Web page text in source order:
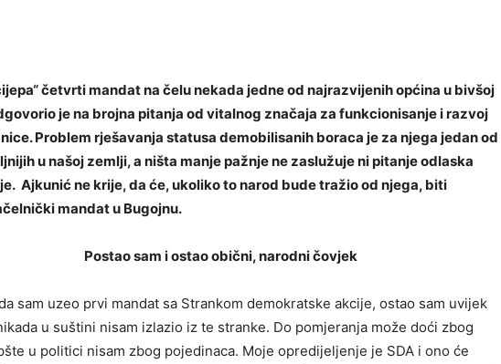
četvrti mandat na čelu nekada jedne od najrazvijenih općina u bivšoj
je na brojna pitanja od vitalnog značaja za funkcionisanje i razvoj
Problem rješavanja statusa demobilisanih boraca je za njega jedan od
u našoj zemlji, a ništa manje pažnje ne zaslužuje ni pitanje odlaska
Ajkunić ne krije, da će, ukoliko to narod bude tražio od njega, biti
mandat u Bugojnu.
Postao sam i ostao obični, narodni čovjek
sam uzeo prvi mandat sa Strankom demokratske akcije, ostao sam uvijek
u suštini nisam izlazio iz te stranke. Do pomjeranja može doći zbog
u politici nisam zbog pojedinaca. Moje opredijeljenje je SDA i ono će